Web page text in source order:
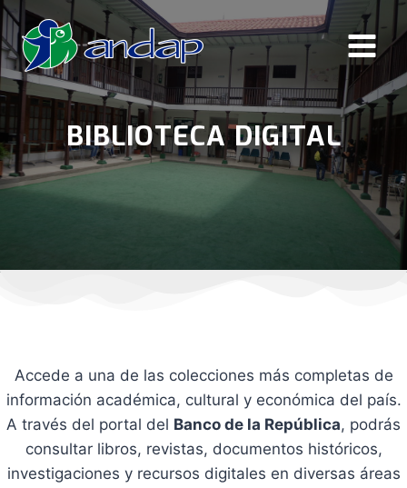
Saltar
al
contenido
BIBLIOTECA DIGITAL
Accede a una de las colecciones más completas de
información académica, cultural y económica del país.
A través del portal del Banco de la República, podrás
consultar libros, revistas, documentos históricos,
investigaciones y recursos digitales en diversas áreas